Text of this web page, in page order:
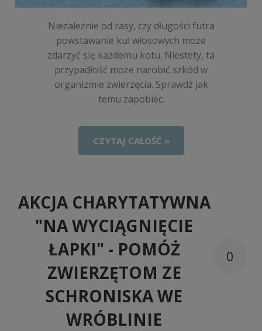
Niezależnie od rasy, czy długości futra
powstawanie kul włosowych może
zdarzyć się każdemu kotu. Niestety, ta
przypadłość może narobić szkód w
organizmie zwierzęcia. Sprawdź jak
temu zapobiec.
CZYTAJ CAŁOŚĆ »
AKCJA CHARYTATYWNA
"NA WYCIĄGNIĘCIE
ŁAPKI" - POMÓŻ
ZWIERZĘTOM ZE
SCHRONISKA WE
WRÓBLINIE
0